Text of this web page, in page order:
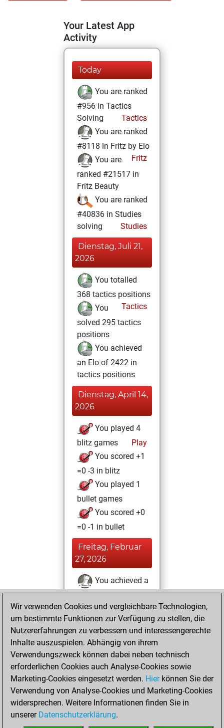
Your Latest App
Activity
Today
You are ranked
#956 in Tactics
Solving
Tactics
You are ranked
#8118 in Fritz by Elo
Fritz
You are
ranked #21517 in
Fritz Beauty
You are ranked
#40836 in Studies
solving
Studies
Dienstag, Juli 21,
2026
You totalled
368 tactics positions
Tactics
You
solved 295 tactics
positions
You achieved
an Elo of 2422 in
tactics positions
Dienstag, April 14,
2026
You played 4
blitz games
Play
You scored +1
=0 -3 in blitz
You played 1
bullet games
You scored +0
=0 -1 in bullet
Freitag, Februar
27, 2026
You achieved a
BeautyScore of 2
Fritz
You
achieved a new Elo
of 1606
You created
your Studies account
Studies
Freitag,
August 22, 2025
You created
Wir verwenden Cookies und vergleichbare Technologien,
um bestimmte Funktionen zur Verfügung zu stellen, die
Nutzererfahrungen zu verbessern und interessengerechte
Inhalte auszuspielen. Abhängig von ihrem
Verwendungszweck können dabei neben technisch
erforderlichen Cookies auch Analyse-Cookies sowie
Marketing-Cookies eingesetzt werden. Hierkönnen Sie der
Verwendung von Analyse-Cookies und Marketing-Cookies
widersprechen. Weitere Informationen finden Sie in
unserer Datenschutzerklärung.